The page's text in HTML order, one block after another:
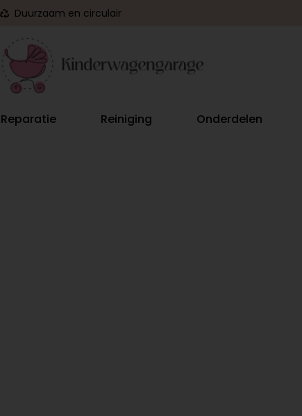
Duurzaam en circulair
Reparatie Reiniging Onderdelen